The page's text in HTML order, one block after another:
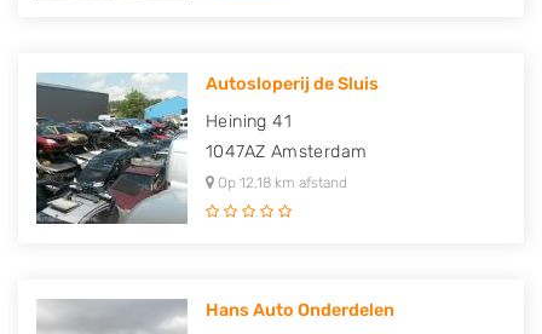
Autosloperij de Sluis
Heining 41
1047AZ Amsterdam
Op 12,18 km afstand
Hans Auto Onderdelen